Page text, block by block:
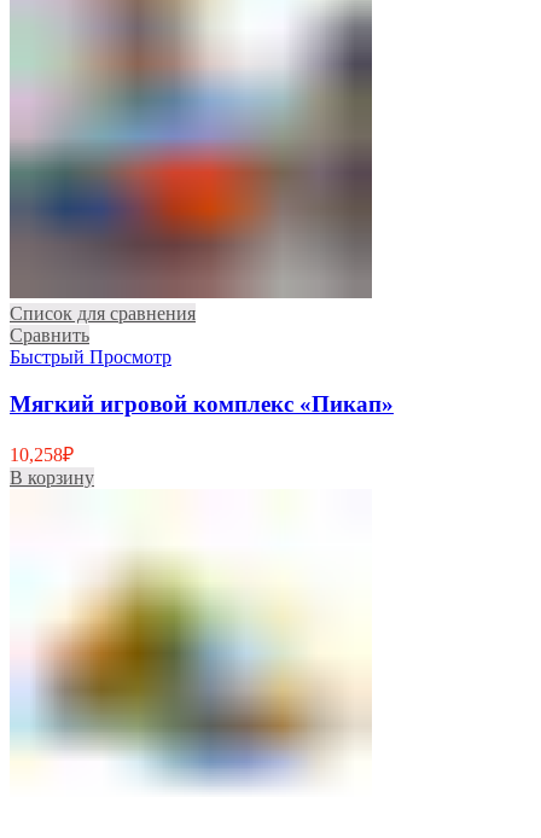
Список для сравнения
Сравнить
Быстрый Просмотр
Мягкий игровой комплекс «Пикап»
10,258₽
В корзину